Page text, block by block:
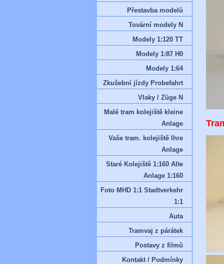
Přestavba modelů
Tovární modely N
Modely 1:120 TT
Modely 1:87 H0
Modely 1:64
Zkušební jízdy Probefahrt
Vlaky / Züge N
Malé tram kolejiště kleine
Anlage
Vaše tram. kolejiště Ihre
Anlage
Staré Kolejiště 1:160 Alte
Anlage 1:160
Foto MHD 1:1 Stadtverkehr
1:1
Auta
Tramvaj z párátek
Postavy z filmů
Kontakt / Podmínky